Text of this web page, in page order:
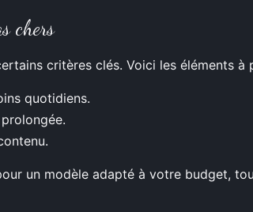
chers
critères clés. Voici les éléments à
quotidiens.
un modèle adapté à votre budget,